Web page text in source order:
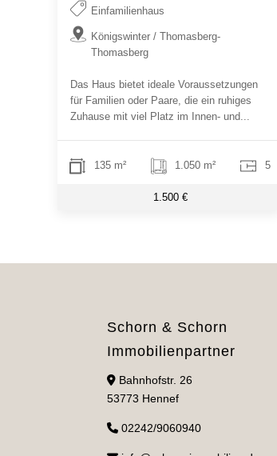
Einfamilienhaus
Königswinter / Thomasberg-
Thomasberg
Das Haus bietet ideale Voraussetzungen
für Familien oder Paare, die ein ruhiges
Zuhause mit viel Platz im Innen- und...
135 m² 1.050 m² 5
1.500 €
Schorn & Schorn
Immobilienpartner
Bahnhofstr. 26
53773 Hennef
02242/9060940